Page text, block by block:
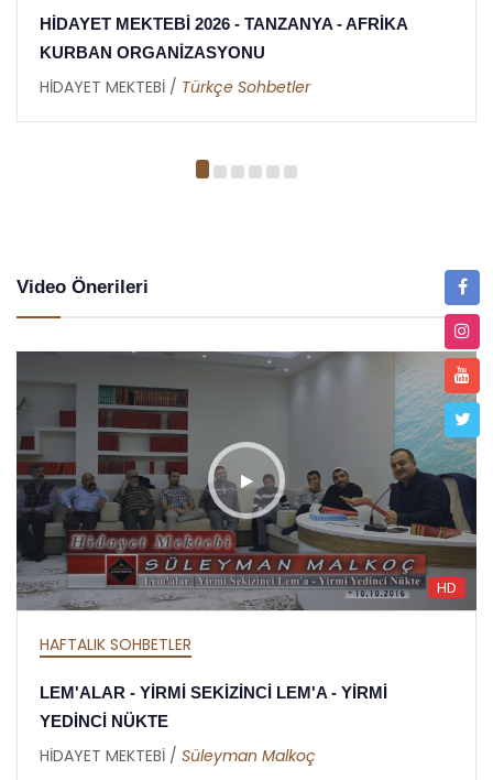
HİDAYET MEKTEBİ 2026 İFTAR
TANZANYA - AFRİKA
HİDAYET MEKTEBİ /
Video Önerileri
HD
YİRMİ
MEKTUBAT - YİRMİ DOKUZUNCU
HİDAYET MEKTEBİ /